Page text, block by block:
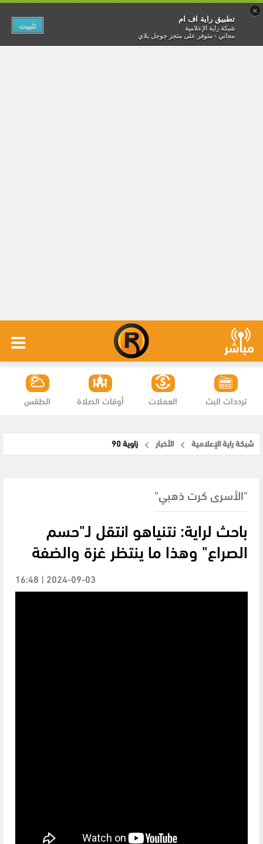
×
تطبيق راية اف ام
شبكة راية الإعلامية
مجاني - متوفر على متجر جوجل بلاي
تثبيت
الطقس أوقات الصلاة العملات ترددات البث
شبكة راية الإعلامية الأخبار زاوية 90
"الأسرى كرت ذهبي"
باحث لراية: نتنياهو انتقل لـ"حسم
الصراع" وهذا ما ينتظر غزة والضفة
2024-09-03 | 16:48